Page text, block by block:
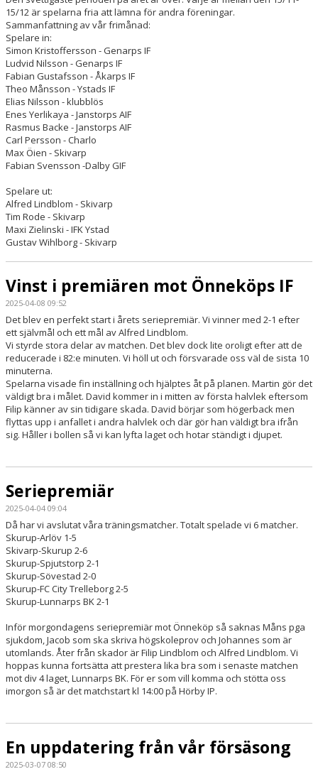
MATCHER
DOKUMENT
KONTAKT
15/12 är spelarna fria att lämna för andra föreningar.
Sammanfattning av vår frimånad:
Spelare in:
Simon Kristoffersson - Genarps IF
Ludvid Nilsson - Genarps IF
Fabian Gustafsson - Åkarps IF
Theo Månsson - Ystads IF
Elias Nilsson - klubblös
Enes Yerlikaya - Janstorps AIF
Rasmus Backe - Janstorps AIF
Carl Persson - Charlo
Max Öien - Skivarp
Fabian Svensson -Dalby GIF
Spelare ut:
Alfred Lindblom - Skivarp
Tim Rode - Skivarp
Maxi Zielinski - IFK Ystad
Gustav Wihlborg - Skivarp
Vinst i premiären mot Önneköps IF
2025-04-08 09:52
Det blev en perfekt start i årets seriepremiär. Vi vinner med 2-1 efter
ett självmål och ett mål av Alfred Lindblom.
Vi styrde stora delar av matchen. Det blev dock lite oroligt efter att de
reducerade i 82:e minuten. Vi höll ut och försvarade oss väl de sista 10
minuterna.
Spelarna visade fin inställning och hjälptes åt på planen. Martin gör det
väldigt bra i målet. David kommer in i mitten av första halvlek eftersom
Filip känner av sin tidigare skada. David börjar som högerback men
flyttas upp i anfallet i andra halvlek och där gör han väldigt bra ifrån
sig. Håller i bollen så vi kan lyfta laget och hotar ständigt i djupet.
Seriepremiär
2025-04-04 09:04
Då har vi avslutat våra träningsmatcher. Totalt spelade vi 6 matcher.
Skurup-Arlöv 1-5
Skivarp-Skurup 2-6
Skurup-Spjutstorp 2-1
Skurup-Sövestad 2-0
Skurup-FC City Trelleborg 2-5
Skurup-Lunnarps BK 2-1
Inför morgondagens seriepremiär mot Önneköp så saknas Måns pga
sjukdom, Jacob som ska skriva högskoleprov och Johannes som är
utomlands. Åter från skador är Filip Lindblom och Alfred Lindblom. Vi
hoppas kunna fortsätta att prestera lika bra som i senaste matchen
mot div 4 laget, Lunnarps BK. För er som vill komma och stötta oss
imorgon så är det matchstart kl 14:00 på Hörby IP.
En uppdatering från vår försäsong
2025-03-07 08:50